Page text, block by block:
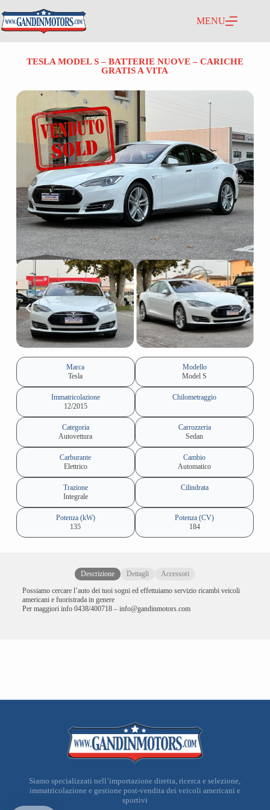
MENU
TESLA MODEL S – BATTERIE NUOVE – CARICHE
GRATIS A VITA
Marca
Tesla
Modello
Model S
Immatricolazione
12/2015
Chilometraggio
Categoria
Autovettura
Carrozzeria
Sedan
Carburante
Elettrico
Cambio
Automatico
Trazione
Integrale
Cilindrata
Potenza (kW)
135
Potenza (CV)
184
Descrizione Dettagli
Accessori
Possiamo cercare l’auto dei tuoi sogni ed effettuiamo servizio ricambi veicoli
americani e fuoristrada in genere
Per maggiori info 0438/400718 – info@gandinmotors.com
Siamo specializzati nell’importazione diretta, ricerca e selezione,
immatricolazione e gestione post-vendita dei veicoli americani e
sportivi